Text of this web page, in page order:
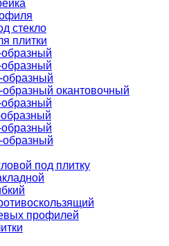
стекло
плитки
окантовочный
под плитку
профилей